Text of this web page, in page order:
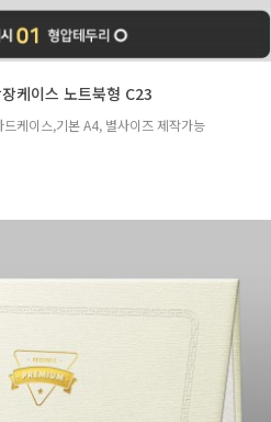
케이스 노트북형 C23
케이스,기본 A4, 별사이즈 제작가능